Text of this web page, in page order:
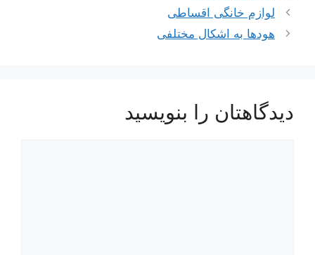
ناوبری
نوشته‌ها
لوازم خانگی اقساطی
هودها به اشکال مختلفی
دیدگاهتان را بنویسید